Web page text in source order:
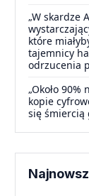
„W skardze
które
tajemnicy
odrzucenia
„Około
kopie
się śmiercią